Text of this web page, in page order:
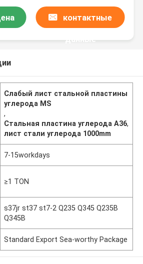
контактные
данные
Слабый лист стальной пластины
углерода MS
,
Стальная пластина углерода A36,
лист стали углерода 1000mm
7-15workdays
≥1 TON
s37jr st37 st7-2 Q235 Q345 Q235B
Q345B
Standard Export Sea-worthy Package